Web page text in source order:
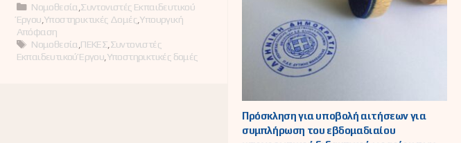
Κατηγορίες
Νομοθεσία Συντονιστές Εκπαιδευτικού
Έργου Υποστηρικτικές Δομές, Υπουργική
Απόφαση
Ετικέτες
Νομοθεσία ΠΕΚΕΣ Συντονιστές
Εκπαιδευτικού Έργου Υποστηρικτικές δομές
Πρόσκληση για υποβολή αιτήσεων για
συμπλήρωση του εβδομαδιαίου